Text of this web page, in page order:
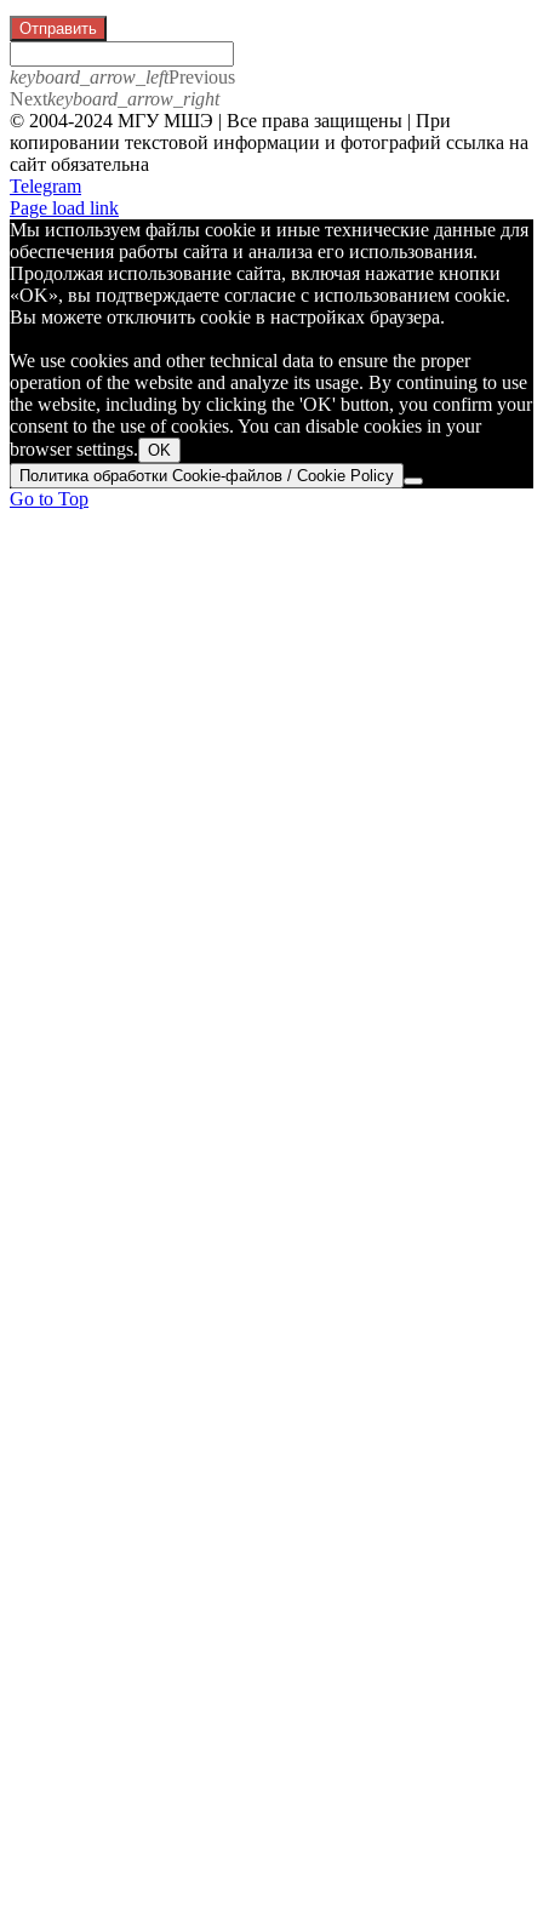
Отправить
keyboard_arrow_leftPrevious
Nextkeyboard_arrow_right
© 2004-2024 МГУ МШЭ | Все права защищены | При
копировании текстовой информации и фотографий ссылка на
сайт обязательна
Telegram
Page load link
Мы используем файлы cookie и иные технические данные для
обеспечения работы сайта и анализа его использования.
Продолжая использование сайта, включая нажатие кнопки
«OK», вы подтверждаете согласие с использованием cookie.
Вы можете отключить cookie в настройках браузера.
We use cookies and other technical data to ensure the proper
operation of the website and analyze its usage. By continuing to use
the website, including by clicking the 'OK' button, you confirm your
consent to the use of cookies. You can disable cookies in your
browser settings. OK
Политика обработки Cookie-файлов / Cookie Policy
Go to Top